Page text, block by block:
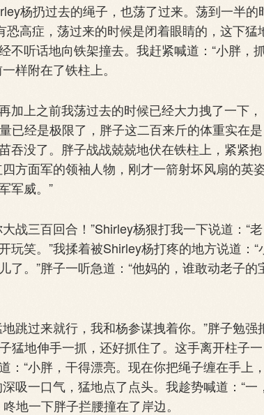
杨扔过去的绳子，也荡了过来。荡到一半的
高症，荡过来的时候是闭着眼睛的，这下猛
不听话地向铁架撞去。我赶紧喊道：“小胖，
样附在了铁柱上。
上之前我荡过去的时候已经大力拽了一下，
已经是极限了，胖子这二百来斤的体重实在是
吞没了。胖子战战兢兢地伏在铁柱上，紧紧抱
方面军的领袖人物，刚才一箭射坏风扇的英
军威。”
三百回合！”Shirley杨狠打我一下说道：“老
笑。”我揉着被Shirley杨打疼的地方说道：“
。”胖子一听急道：“他妈的，谁敢动老子的
过来就行，我和杨参谋拽着你。”胖子勉强
猛地伸手一抓，还好抓住了。这手离开柱子一
：“小胖，干得漂亮。现在你把绳子缠在手上
吸一口气，猛地点了点头。我趁势喊道：“一
地一下胖子拦腰撞在了岸边。